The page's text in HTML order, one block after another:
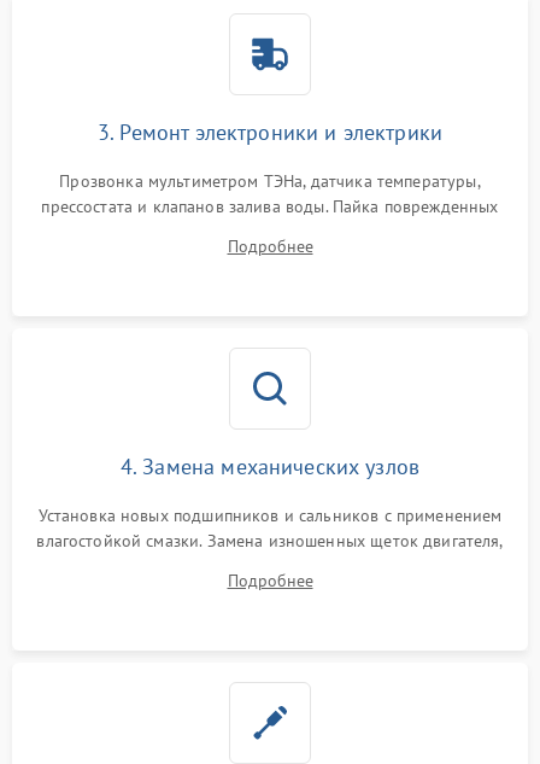
3. Ремонт электроники и электрики
Прозвонка мультиметром ТЭНа, датчика температуры,
прессостата и клапанов залива воды. Пайка поврежденных
Восстановление целостности проводки и контактов.
Подробнее
4. Замена механических узлов
Установка новых подшипников и сальников с применением
влагостойкой смазки. Замена изношенных щеток двигателя,
или поврежденной резиновой манжеты.
Подробнее